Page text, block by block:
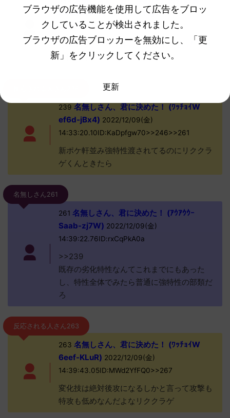
646d-N+fY)2022/12/09(金)
14:35:35.38ID:i5vn52XU0
リククラゲゴーグル貫通するなら使ったけど
特性だけだからな
239 名無しさん、君に決めた！ (ﾜｯﾁｮｲW
ef6d-jBx4) 2022/12/09(金)
14:33:20.10ID:KaDpfgw70>>246>>261
新ポケ軒並み強特性渡されてるのにリククラ
ゲくんときたら
名無しさん261
261 名無しさん、君に決めた！ (ｱｳｱｳｳｰ
Saab-zj7W) 2022/12/09(金)
14:39:22.76ID:rxCqPkA0a
>>239
既存の劣化特性なんてこれまでにもあった
し、特性全体でみたら普通に強特性の部類だ
ろ
反応される人さん263
263 名無しさん、君に決めた！ (ﾜｯﾁｮｲW
6eef-KLuR) 2022/12/09(金)
14:39:43.05ID:MWd2YfFQ0>>267
変化技は絶対後攻になるしかと言って攻撃も
特攻も低めなんだよなリククラゲ
ブラウザの広告機能を使用して広告をブロッ
クしていることが検出されました。
ブラウザの広告ブロッカーを無効にし、「更
新」をクリックしてください。
更新